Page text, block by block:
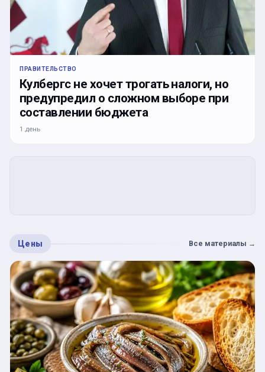
ПРАВИТЕЛЬСТВО
Кулбергс не хочет трогать налоги, но
предупредил о сложном выборе при
составлении бюджета
1 день
Цены Все материалы →